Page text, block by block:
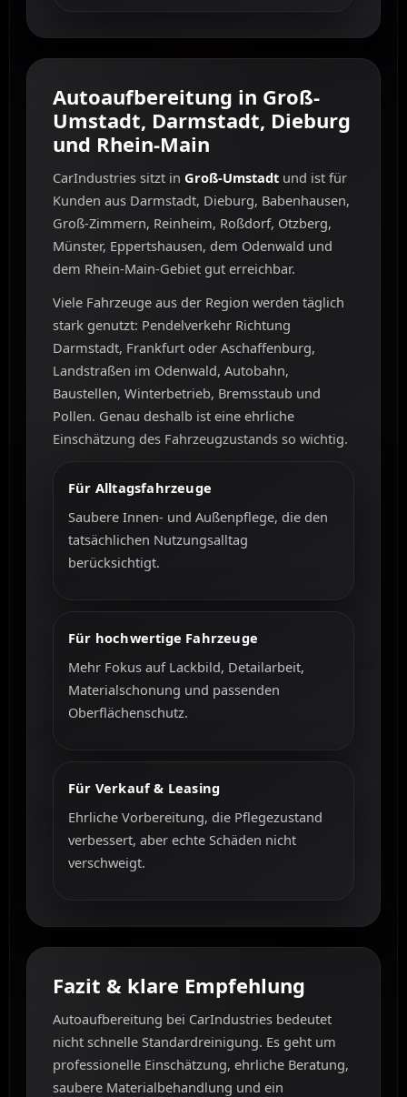
Autoaufbereitung in Groß-
Umstadt, Darmstadt, Dieburg
und Rhein-Main
CarIndustries sitzt in Groß-Umstadt und ist für
Kunden aus Darmstadt, Dieburg, Babenhausen,
Groß-Zimmern, Reinheim, Roßdorf, Otzberg,
Münster, Eppertshausen, dem Odenwald und
dem Rhein-Main-Gebiet gut erreichbar.
Viele Fahrzeuge aus der Region werden täglich
stark genutzt: Pendelverkehr Richtung
Darmstadt, Frankfurt oder Aschaffenburg,
Landstraßen im Odenwald, Autobahn,
Baustellen, Winterbetrieb, Bremsstaub und
Pollen. Genau deshalb ist eine ehrliche
Einschätzung des Fahrzeugzustands so wichtig.
Für Alltagsfahrzeuge
Saubere Innen- und Außenpflege, die den
tatsächlichen Nutzungsalltag
berücksichtigt.
Für hochwertige Fahrzeuge
Mehr Fokus auf Lackbild, Detailarbeit,
Materialschonung und passenden
Oberflächenschutz.
Für Verkauf & Leasing
Ehrliche Vorbereitung, die Pflegezustand
verbessert, aber echte Schäden nicht
verschweigt.
Fazit & klare Empfehlung
Autoaufbereitung bei CarIndustries bedeutet
nicht schnelle Standardreinigung. Es geht um
professionelle Einschätzung, ehrliche Beratung,
saubere Materialbehandlung und ein